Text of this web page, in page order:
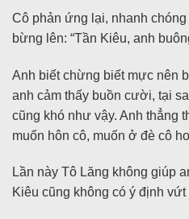
Cô phản ứng lại, nhanh
bừng lên: “Tần Kiêu, anh
Anh biết chừng biết mực nên
anh cảm thấy buồn cười, tại
cũng khó như vậy. Anh thẳng
muốn hôn cô, muốn ở đè cô
Lần này Tô Lăng không giúp
Kiêu cũng không có ý định vứt